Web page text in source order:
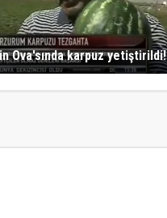
Ova'sında karpuz yetiştirildi!